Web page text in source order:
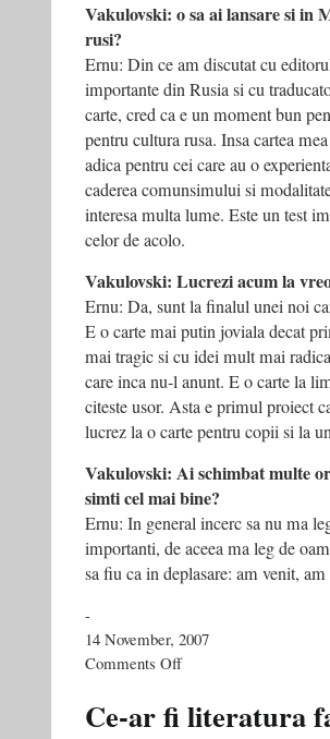
Vakulovski: o sa ai lansare si in
rusi?
Ernu: Din ce am discutat cu
importante din Rusia si cu
carte, cred ca e un moment bun
pentru cultura rusa. Insa cartea
adica pentru cei care au o
caderea comunsimului si
interesa multa lume. Este un test
celor de acolo.
Vakulovski: Lucrezi acum la
Ernu: Da, sunt la finalul unei noi
E o carte mai putin joviala decat
mai tragic si cu idei mult mai
care inca nu-l anunt. E o carte la
citeste usor. Asta e primul proiect
lucrez la o carte pentru copii si la
Vakulovski: Ai schimbat multe
simti cel mai bine?
Ernu: In general incerc sa nu ma
importanti, de aceea ma leg de
sa fiu ca in deplasare: am venit,
-
14 November, 2007
Comments Offon
scriitorul
Ce-ar fi literatura